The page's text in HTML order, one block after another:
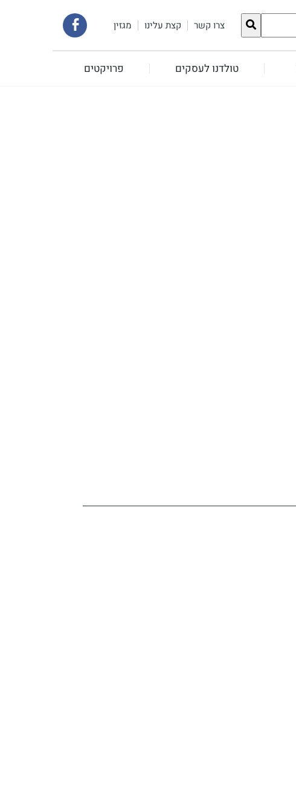
צרו קשר קצת עלינו מגזין
קישור
לעמוד
טולדנו לעסקים פרויקטים